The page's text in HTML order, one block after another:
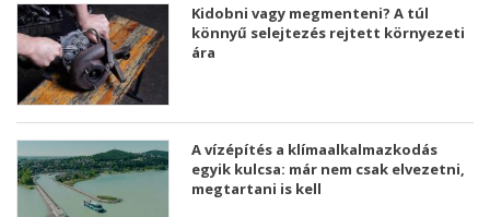
Kidobni vagy megmenteni? A túl
könnyű selejtezés rejtett környezeti
ára
A vízépítés a klímaalkalmazkodás
egyik kulcsa: már nem csak elvezetni,
megtartani is kell